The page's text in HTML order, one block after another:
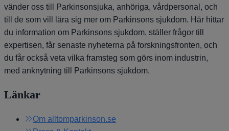
vänder oss till Parkinsonsjuka, anhöriga, vårdpersonal, och
till de som vill lära sig mer om Parkinsons sjukdom. Här hittar
du information om Parkinsons sjukdom, ställer frågor till
expertisen, får senaste nyheterna på forskningsfronten, och
du får också veta vilka framsteg som görs inom industrin,
med anknytning till Parkinsons sjukdom.
Länkar
Om alltomparkinson.se